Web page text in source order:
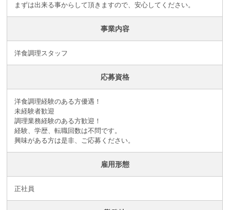
まずは出来る事からして頂きますので、安心してください。
事業内容
洋食調理スタッフ
応募資格
洋食調理経験のある方優遇！
未経験者歓迎
調理業務経験のある方歓迎！
経験、学歴、転職回数は不問です。
興味がある方は是非、ご応募ください。
雇用形態
正社員